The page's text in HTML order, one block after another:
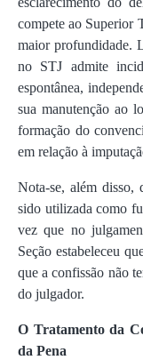
compete ao Superior
maior profundidade.
no STJ admite
espontânea,
sua manutenção ao
formação do
em relação à
Nota-se, além disso,
sido utilizada como
vez que no
Seção estabeleceu
que a confissão não
do julgador.
O Tratamento da
da Pena